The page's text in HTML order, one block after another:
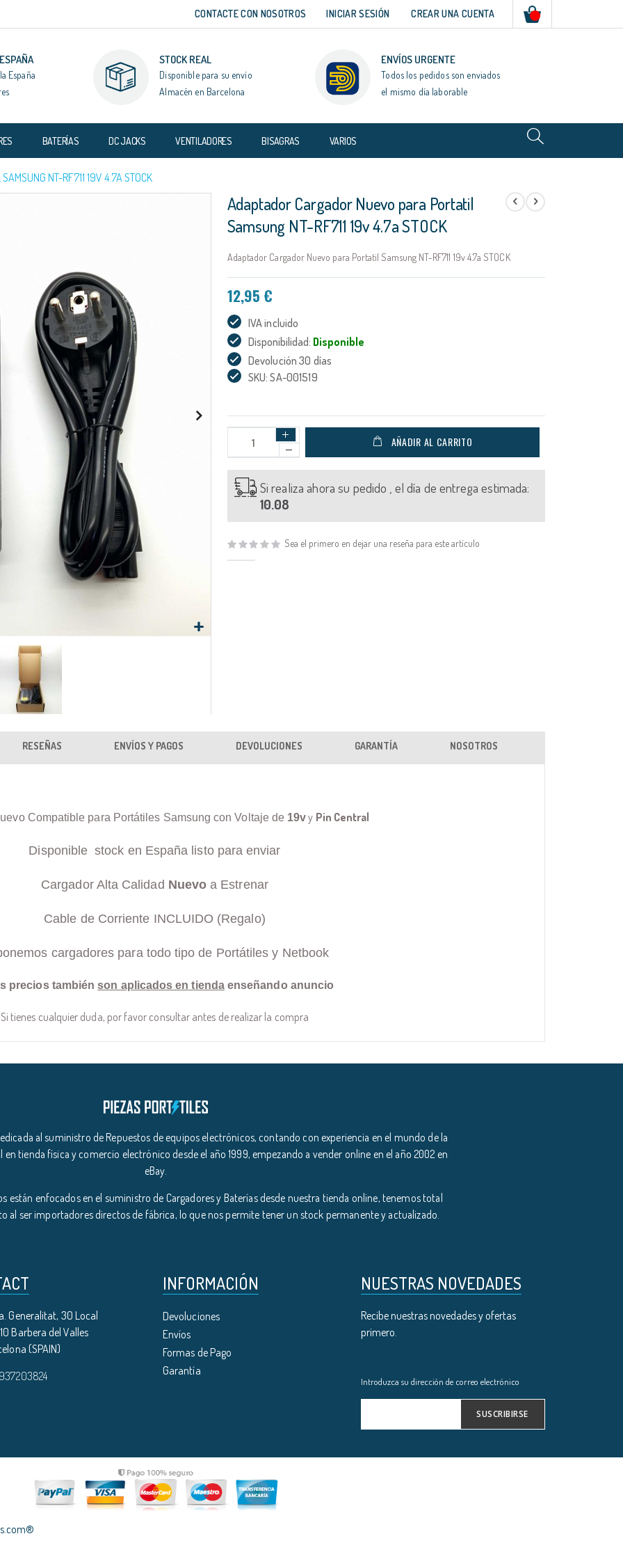
CONTACTE CON NOSOTROS INICIAR SESIÓN CREAR UNA CUENTA
España
STOCK REAL
Disponible para su envío
Almacén en Barcelona
ENVÍOS URGENTE
Todos los pedidos son enviados
el mismo día laborable
BATERÍAS DC JACKS VENTILADORES BISAGRAS VARIOS
NT-RF711 19V 4.7A STOCK
Adaptador Cargador Nuevo para Portatil
Samsung NT-RF711 19v 4.7a STOCK
Adaptador Cargador Nuevo para Portatil Samsung NT-RF711 19v 4.7a STOCK
12,95 €
IVA incluido
Disponibilidad: Disponible
Devolución 30 días
SKU: SA-001519
AÑADIR AL CARRITO
Si realiza ahora su pedido , el día de entrega estimada:
10.08
Sea el primero en dejar una reseña para este artículo
Compatible para Portátiles Samsung con Voltaje de 19v y Pin Central
Disponible stock en España listo para enviar
Cargador Alta Calidad Nuevo a Estrenar
Cable de Corriente INCLUIDO (Regalo)
cargadores para todo tipo de Portátiles y Netbook
precios también son aplicados en tienda enseñando anuncio
Si tienes cualquier duda, por favor consultar antes de realizar la compra
RESEÑAS ENVÍOS Y PAGOS DEVOLUCIONES GARANTÍA NOSOTROS
al suministro de Repuestos de equipos electrónicos, contando con experiencia en el mundo de la
tienda física y comercio electrónico desde el año 1999, empezando a vender online en el año 2002 en
eBay.
están enfocados en el suministro de Cargadores y Baterías desde nuestra tienda online, tenemos total
al ser importadores directos de fábrica, lo que nos permite tener un stock permanente y actualizado.
Generalitat, 30 Local
Barbera del Valles
(SPAIN)
INFORMACIÓN
Devoluciones
Envíos
Formas de Pago
Garantía
NUESTRAS NOVEDADES
Recibe nuestras novedades y ofertas
primero.
Introduzca su dirección de correo electrónico
SUSCRIBIRSE